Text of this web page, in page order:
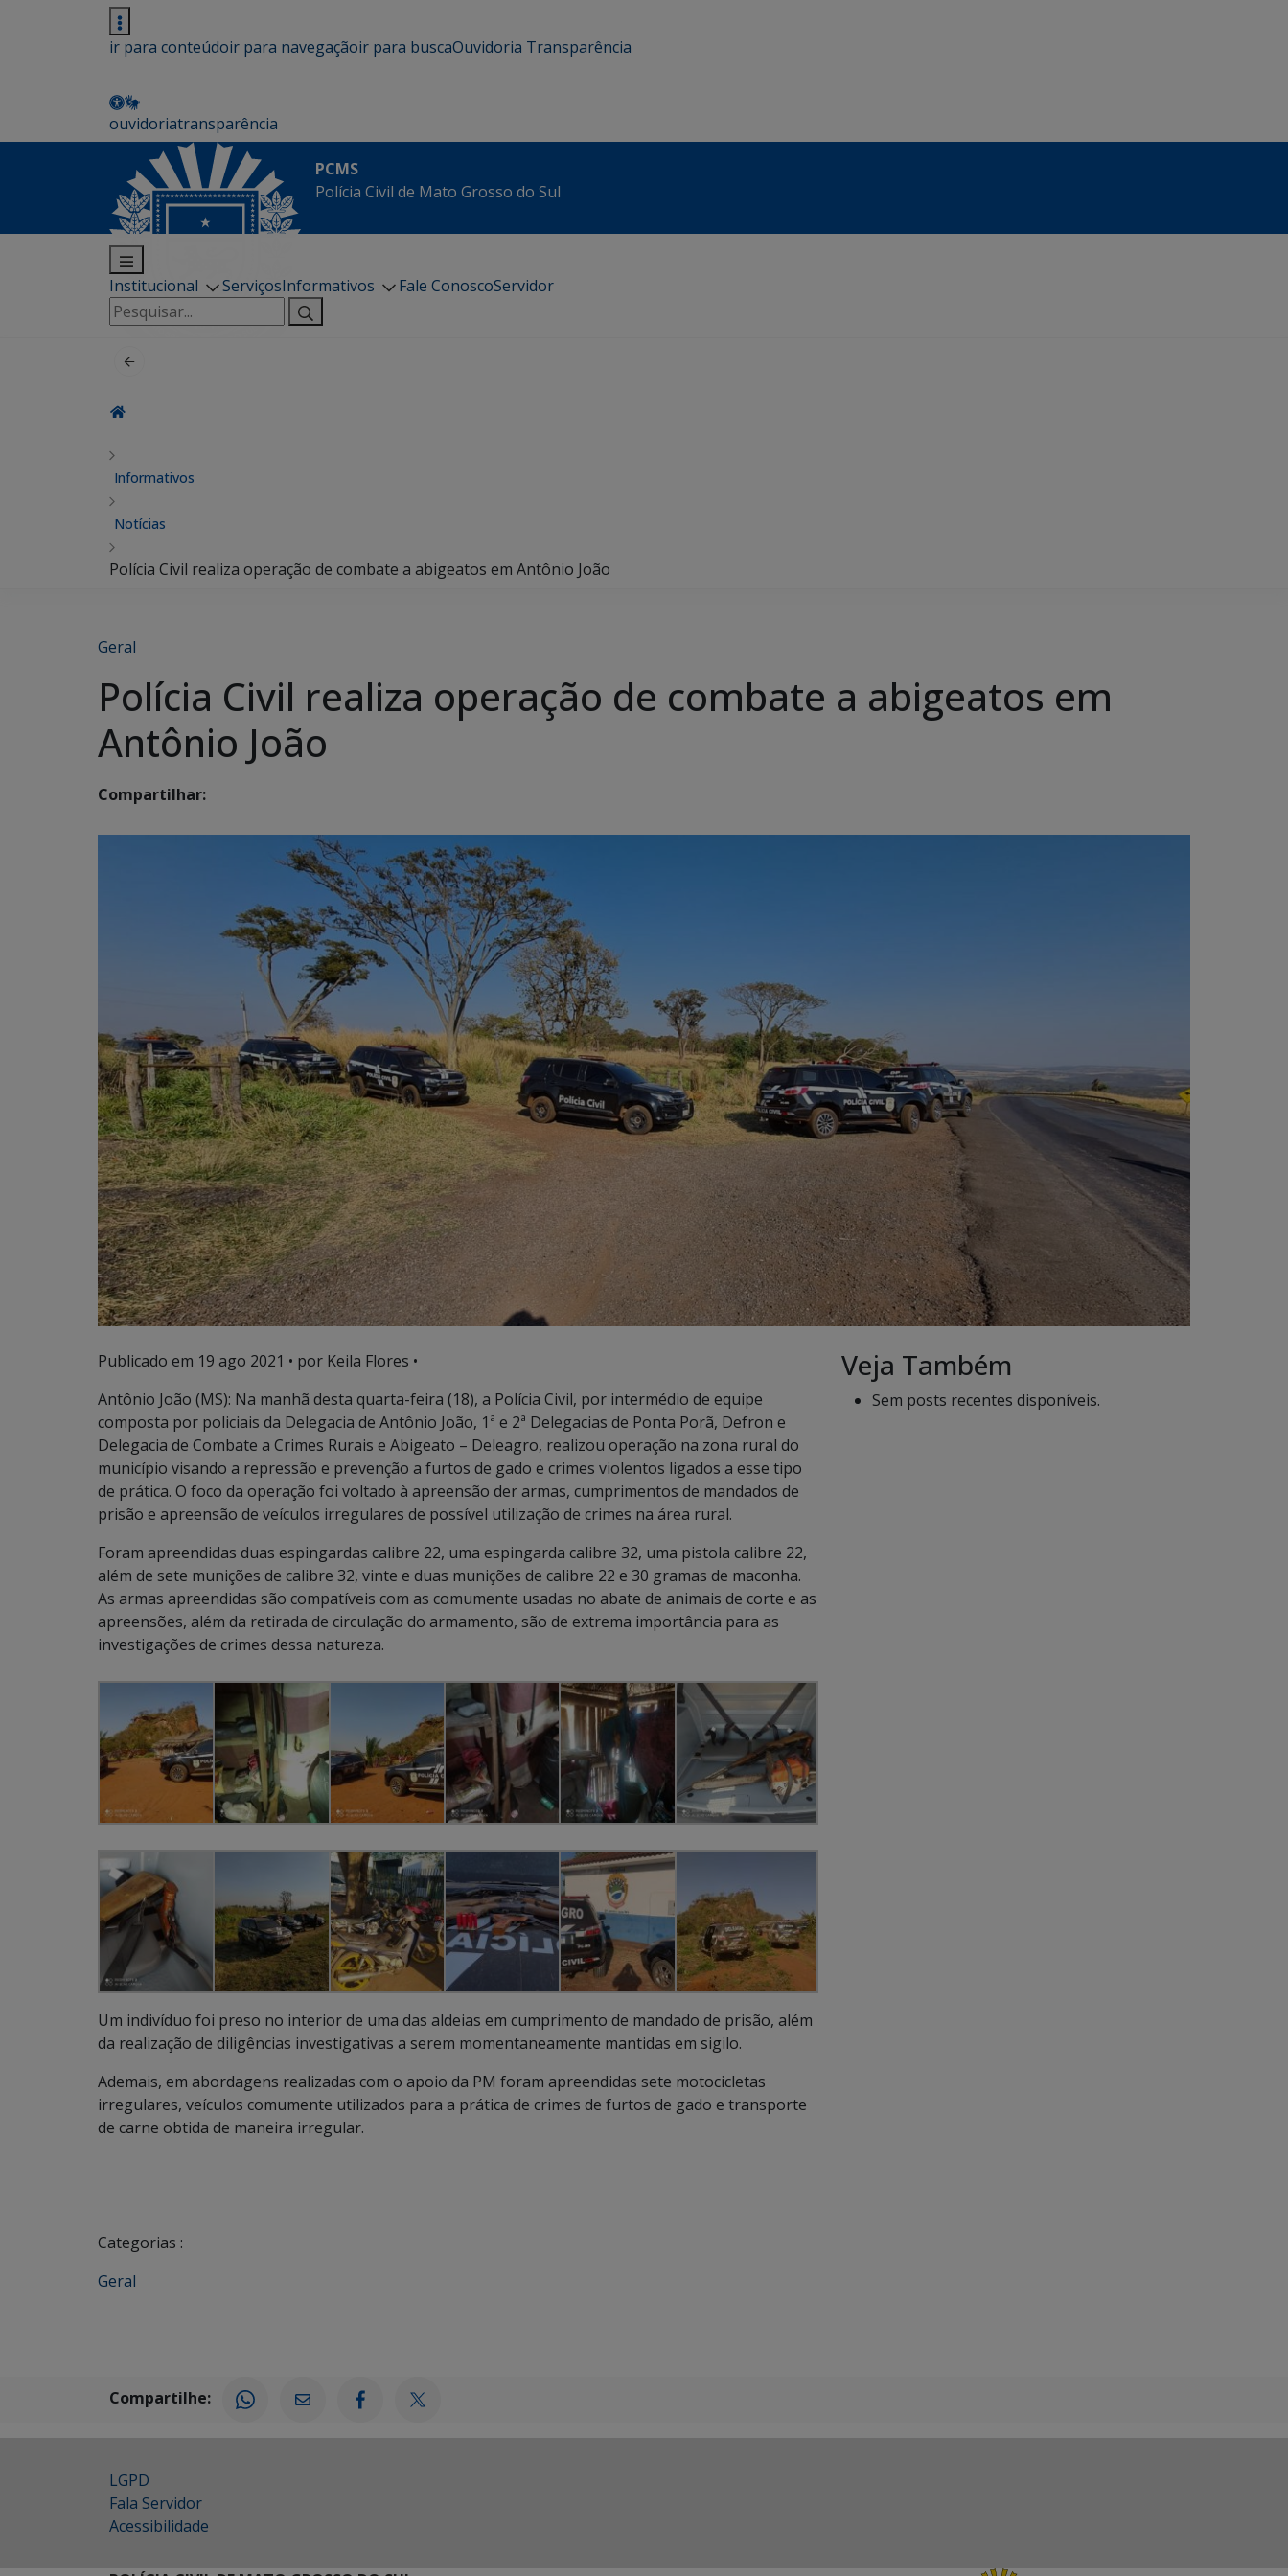
ir para conteúdoir para navegaçãoir para buscaOuvidoria Transparência
ouvidoriatransparência
PCMS
Polícia Civil de Mato Grosso do Sul
Institucional ServiçosInformativos Fale ConoscoServidor
Pesquisar
por:
Informativos
Notícias
Polícia Civil realiza operação de combate a abigeatos em Antônio João
Geral
Polícia Civil realiza operação de combate a abigeatos em
Antônio João
Compartilhar:
Publicado em 19 ago 2021 • por Keila Flores •
Antônio João (MS): Na manhã desta quarta-feira (18), a Polícia Civil, por intermédio de equipe
composta por policiais da Delegacia de Antônio João, 1ª e 2ª Delegacias de Ponta Porã, Defron e
Delegacia de Combate a Crimes Rurais e Abigeato – Deleagro, realizou operação na zona rural do
município visando a repressão e prevenção a furtos de gado e crimes violentos ligados a esse tipo
de prática. O foco da operação foi voltado à apreensão der armas, cumprimentos de mandados de
prisão e apreensão de veículos irregulares de possível utilização de crimes na área rural.
Foram apreendidas duas espingardas calibre 22, uma espingarda calibre 32, uma pistola calibre 22,
além de sete munições de calibre 32, vinte e duas munições de calibre 22 e 30 gramas de maconha.
As armas apreendidas são compatíveis com as comumente usadas no abate de animais de corte e as
apreensões, além da retirada de circulação do armamento, são de extrema importância para as
investigações de crimes dessa natureza.
Um indivíduo foi preso no interior de uma das aldeias em cumprimento de mandado de prisão, além
da realização de diligências investigativas a serem momentaneamente mantidas em sigilo.
Ademais, em abordagens realizadas com o apoio da PM foram apreendidas sete motocicletas
irregulares, veículos comumente utilizados para a prática de crimes de furtos de gado e transporte
de carne obtida de maneira irregular.
Categorias :
Geral
Veja Também
Sem posts recentes disponíveis.
Compartilhe:
LGPD
Fala Servidor
Acessibilidade